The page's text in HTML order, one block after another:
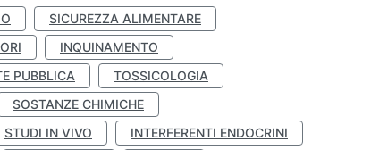
SICUREZZA ALIMENTARE
INQUINAMENTO
PUBBLICA
TOSSICOLOGIA
SOSTANZE CHIMICHE
STUDI IN VIVO
INTERFERENTI ENDOCRINI